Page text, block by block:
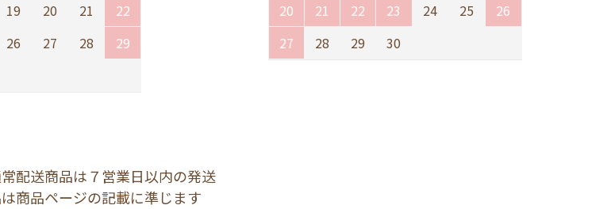
19 20 21
22
26 27 28
29
20
21 22 23 24 25
26
27
28 29 30
配送商品は７営業日以内の発送
商品ページの記載に準じます